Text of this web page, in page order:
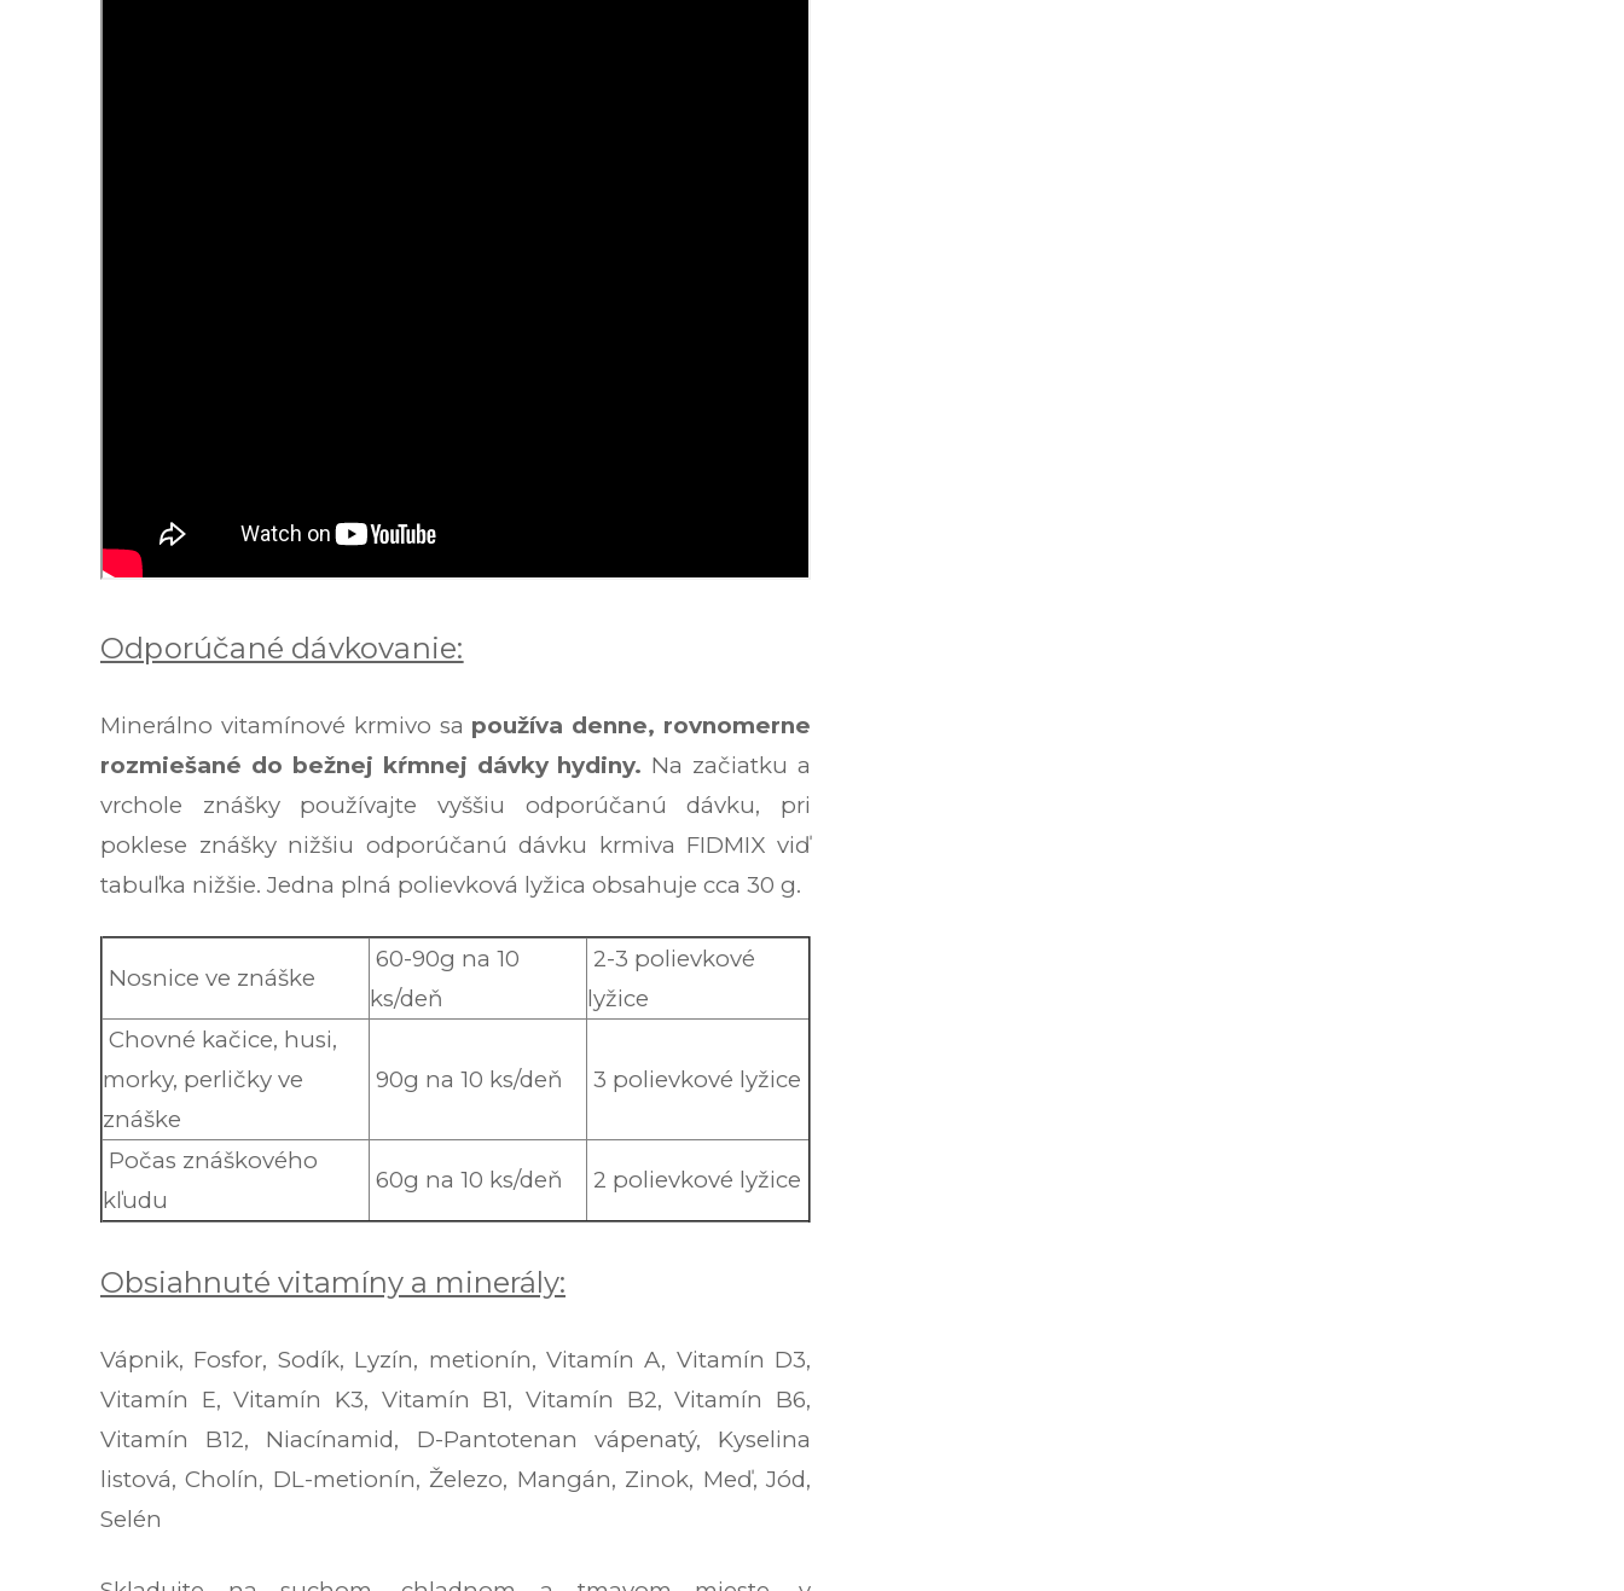
Odporúčané dávkovanie:
Minerálno vitamínové krmivo sa používa denne, rovnomerne
rozmiešané do bežnej kŕmnej dávky hydiny. Na začiatku a
vrchole znášky používajte vyššiu odporúčanú dávku, pri
poklese znášky nižšiu odporúčanú dávku krmiva FIDMIX viď
tabuľka nižšie. Jedna plná polievková lyžica obsahuje cca 30 g.
Nosnice ve znáške
60-90g na 10
ks/deň
2-3 polievkové
lyžice
Chovné kačice, husi,
morky, perličky ve
znáške
90g na 10 ks/deň 3 polievkové lyžice
Počas znáškového
kľudu
60g na 10 ks/deň 2 polievkové lyžice
Obsiahnuté vitamíny a minerály:
Vápnik, Fosfor, Sodík, Lyzín, metionín, Vitamín A, Vitamín D3,
Vitamín E, Vitamín K3, Vitamín B1, Vitamín B2, Vitamín B6,
Vitamín B12, Niacínamid, D-Pantotenan vápenatý, Kyselina
listová, Cholín, DL-metionín, Železo, Mangán, Zinok, Meď, Jód,
Selén